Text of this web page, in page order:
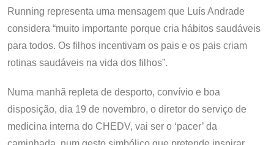
Running representa uma mensagem que Luís Andrade
considera “muito importante porque cria hábitos saudáveis
para todos. Os filhos incentivam os pais e os pais criam
rotinas saudáveis na vida dos filhos”.
Numa manhã repleta de desporto, convívio e boa
disposição, dia 19 de novembro, o diretor do serviço de
medicina interna do CHEDV, vai ser o ‘pacer’ da